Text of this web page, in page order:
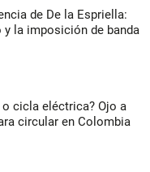
de De la Espriella:
la imposición de banda
cicla eléctrica? Ojo a
circular en Colombia